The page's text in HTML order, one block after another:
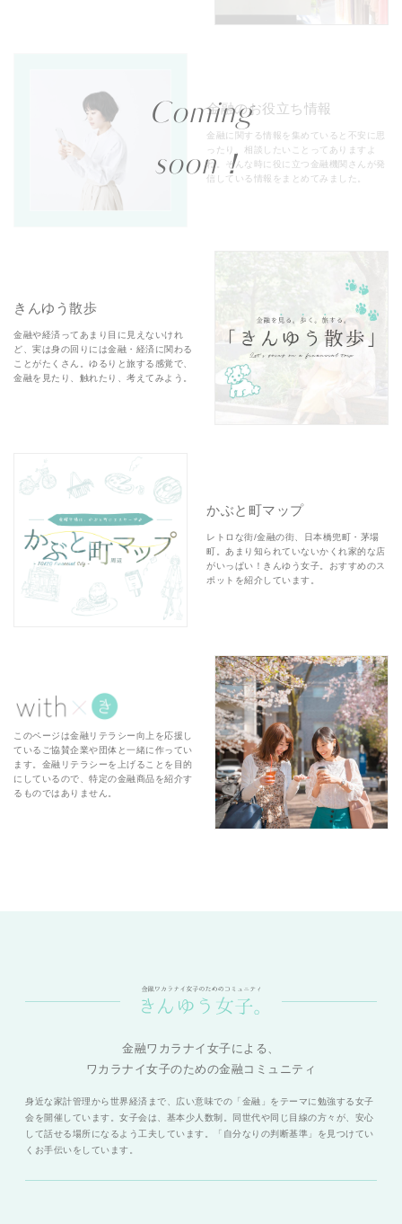
Coming
soon！
金融のお役立ち情報
金融に関する情報を集めていると不安に思
ったり、相談したいことってありますよ
ね。そんな時に役に立つ金融機関さんが発
信している情報をまとめてみました。
きんゆう散歩
金融や経済ってあまり目に見えないけれ
ど、実は身の回りには金融・経済に関わる
ことがたくさん。ゆるりと旅する感覚で、
金融を見たり、触れたり、考えてみよう。
かぶと町マップ
レトロな街/金融の街、日本橋兜町・茅場
町。あまり知られていないかくれ家的な店
がいっぱい！きんゆう女子。おすすめのス
ポットを紹介しています。
このページは金融リテラシー向上を応援し
ているご協賛企業や団体と一緒に作ってい
ます。金融リテラシーを上げることを目的
にしているので、特定の金融商品を紹介す
るものではありません。
金融ワカラナイ女子による、
ワカラナイ女子のための金融コミュニティ
身近な家計管理から世界経済まで、広い意味での「金融」をテーマに勉強する女子
会を開催しています。女子会は、基本少人数制。同世代や同じ目線の方々が、安心
して話せる場所になるよう工夫しています。「自分なりの判断基準」を見つけてい
くお手伝いをしています。